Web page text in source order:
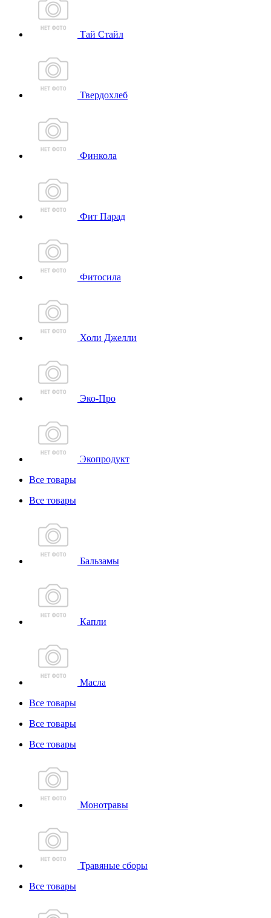
Тай Стайл
Твердохлеб
Финкола
Фит Парад
Фитосила
Холи Джелли
Эко-Про
Экопродукт
Все товары
Все товары
Бальзамы
Капли
Масла
Все товары
Все товары
Все товары
Монотравы
Травяные сборы
Все товары